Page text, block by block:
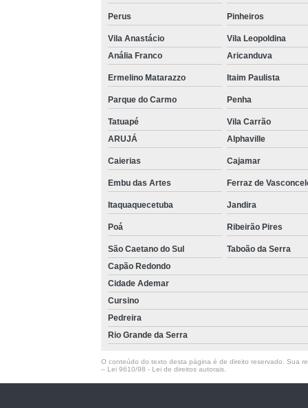
Perus Pinheiros
Vila Anastácio Vila Leopoldina
Anália Franco
Aricanduva
Ermelino Matarazzo Itaim Paulista
Parque do Carmo Penha
Tatuapé Vila Carrão
ARUJÁ
Alphaville
Caierias Cajamar
Embu das Artes Ferraz de
Itaquaquecetuba Jandira
Poá Ribeirão Pires
São Caetano do Sul Taboão da Serra
Capão Redondo
Cidade Ademar
Cursino
Pedreira
Rio Grande da Serra
O conteúdo do texto desta página é de direito reservado. Sua
– Lei 9610/98 - Lei de direitos autorais.